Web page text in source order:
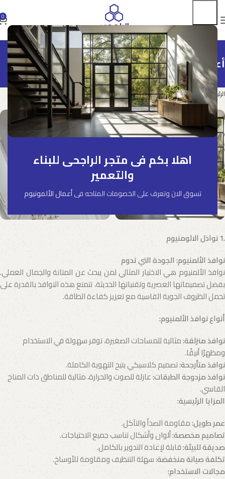
اهلا بكم فى متجر الراجحى للبناء
والتعمير
تسوق الان وتعرف على الخصومات المتاحه فىأعمال الألمونيوم
0
أعمال الألمونيوم
الرئيسية أعمال الألمونيوم
أبواب ألمونيوم
منتج
نوافذ
5 منتجات
.1 نواذل الالومنيوم
نوافذ الألمنيوم: الجودة التي تدوم
نوافذ الألمنيوم هي الاختيار المثالي لمن يبحث عن المتانة والجمال العملي.
بفضل تصميماتها العصرية وتقنياتها الحديثة، تتمتع هذه النوافذ بالقدرة على
تحمل الظروف الجوية القاسية مع تعزيز كفاءة الطاقة.
أنواع نوافذ الألمنيوم:
نوافذ منزلقة:مثالية للمساحات الصغيرة، توفر سهولة في الاستخدام
ومظهرًا أنيقًا.
نوافذ متأرجحة:تصميم كلاسيكي يتيح التهوية الكاملة.
نوافذ مزدوجة الطبقات:عازلة للصوت والحرارة، مثالية للمناطق ذات المناخ
القاسي.
المزايا الرئيسية:
عمر طويل:مقاومة الصدأ والتآكل.
تصاميم مخصصة:ألوان وأشكال تناسب جميع الاحتياجات.
صديقة للبيئة:قابلة لإعادة التدوير بالكامل.
تكلفة صيانة منخفضة:سهلة التنظيف ومقاومة للأوساخ.
مجالات الاستخدام: